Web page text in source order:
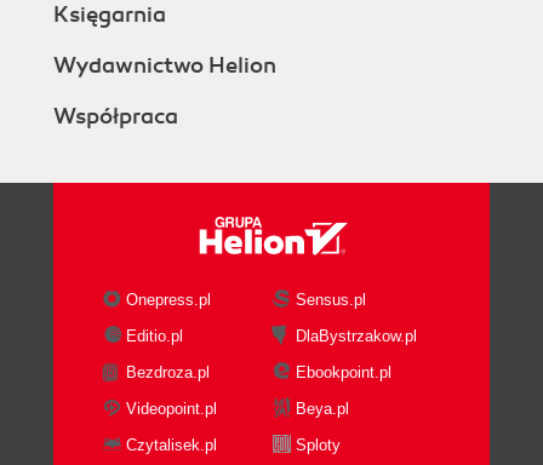
Księgarnia
Wydawnictwo Helion
Współpraca
Onepress.pl
Sensus.pl
Editio.pl
DlaBystrzakow.pl
Bezdroza.pl
Ebookpoint.pl
Videopoint.pl
Beya.pl
Czytalisek.pl
Sploty